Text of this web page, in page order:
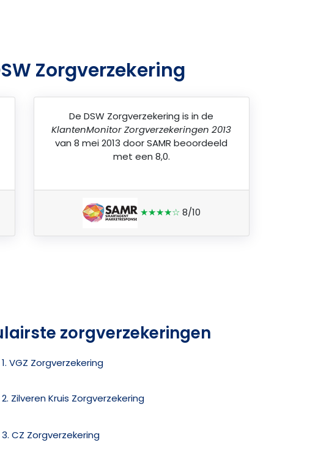
Zorgverzekering
DeDSW Zorgverzekering is in de
KlantenMonitor Zorgverzekeringen 2013
van 8 mei 2013 doorSAMR beoordeeld
met een 8,0.
★★★★☆ 8/10
zorgverzekeringen
1. VGZ Zorgverzekering
2. Zilveren Kruis Zorgverzekering
3. CZ Zorgverzekering